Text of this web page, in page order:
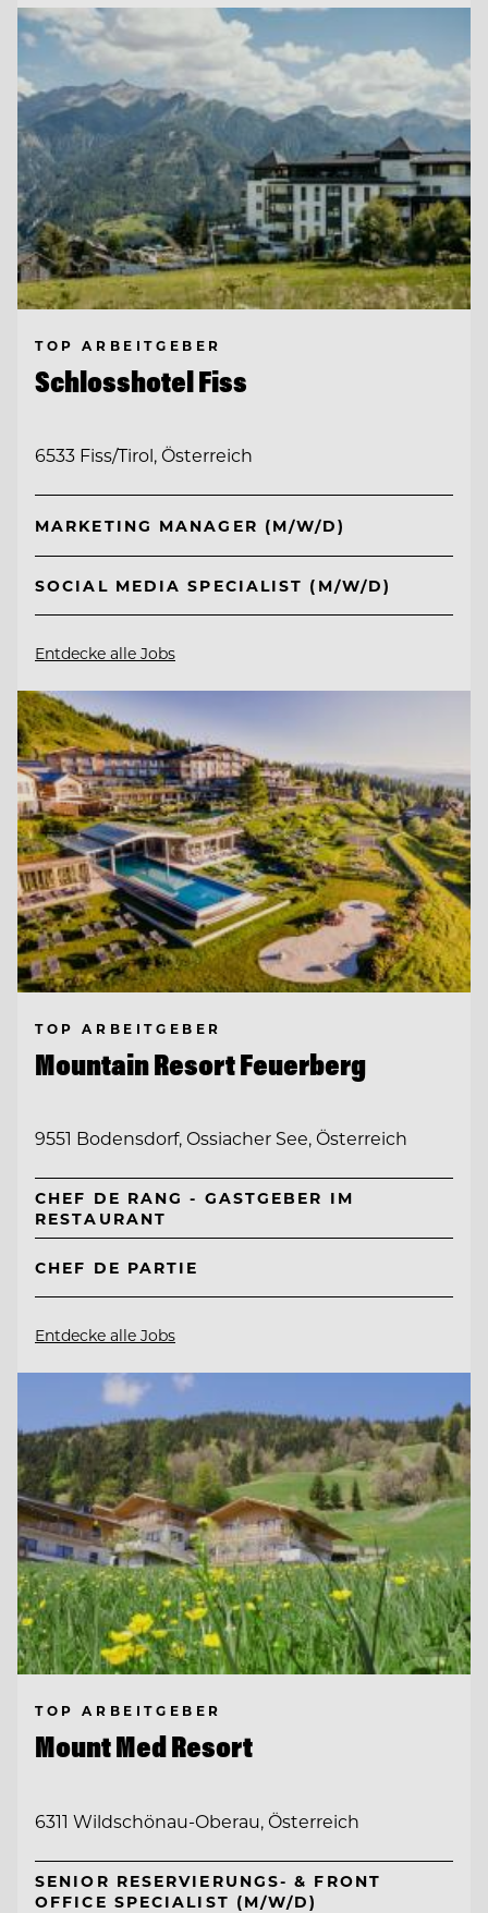
TOP ARBEITGEBER
Schlosshotel Fiss
6533 Fiss/Tirol, Österreich
MARKETING MANAGER (M/W/D)
SOCIAL MEDIA SPECIALIST (M/W/D)
Entdecke alle Jobs
TOP ARBEITGEBER
Mountain Resort Feuerberg
9551 Bodensdorf, Ossiacher See, Österreich
CHEF DE RANG - GASTGEBER IM
RESTAURANT
CHEF DE PARTIE
Entdecke alle Jobs
TOP ARBEITGEBER
Mount Med Resort
6311 Wildschönau-Oberau, Österreich
SENIOR RESERVIERUNGS- & FRONT
OFFICE SPECIALIST (M/W/D)